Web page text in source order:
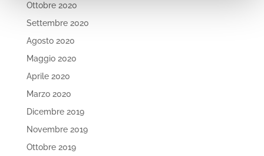
Ottobre 2020
Settembre 2020
Agosto 2020
Maggio 2020
Aprile 2020
Marzo 2020
Dicembre 2019
Novembre 2019
Ottobre 2019